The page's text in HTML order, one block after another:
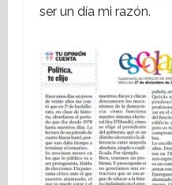
ser un día mi razón.